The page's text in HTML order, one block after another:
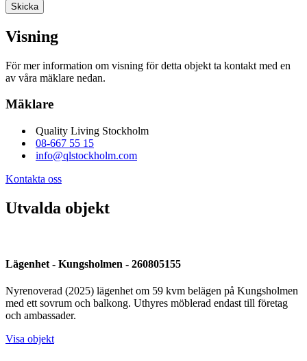
Skicka
Visning
För mer information om visning för detta objekt ta kontakt med en
av våra mäklare nedan.
Mäklare
Quality Living Stockholm
08-667 55 15
info@qlstockholm.com
Kontakta oss
Utvalda objekt
Lägenhet - Kungsholmen - 260805155
Nyrenoverad (2025) lägenhet om 59 kvm belägen på Kungsholmen
med ett sovrum och balkong. Uthyres möblerad endast till företag
och ambassader.
Visa objekt